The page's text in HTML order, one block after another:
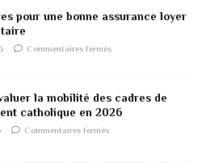
pour une bonne assurance loyer
Commentaires fermés
la mobilité des cadres de
catholique en 2026
Commentaires fermés